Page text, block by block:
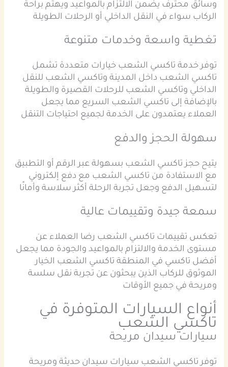
وسائق محترف يضمن الالتزام بالمواعيد ويهتم براحة
الركاب سواء في النقل الداخلي أو الرحلات الطويلة
تغطية واسعة وخدمات متنوعة
توفر خدمة تاكسي الشعب خيارات متعددة تشمل
تاكسي الشعب داخل المدينة وتاكسي الشعب للنقل
الداخلي وتاكسي الشعب للرحلات القصيرة والطويلة
بالإضافة إلى تاكسي الشعب السريع مما يجعل
العملاء يعتمدون على الخدمة لجميع احتياجات التنقل
سهولة الحجز والدفع
يتيح حجز تاكسي الشعب بسهولة عبر الرقم أو التطبيق
مع الاستفادة من تاكسي الشعب مع دفع إلكتروني
لتسهيل الدفع وجعل تجربة الرحلة أكثر سلاسة وأمانًا
سمعة جيدة وتقييمات عالية
تعكس تقييمات تاكسي الشعب رضا العملاء عن
مستوى الخدمة والالتزام بالمواعيد والجودة مما يجعل
أفضل تاكسي في المنطقة تاكسي الشعب الخيار
الموثوق للركاب الذين يبحثون عن تجربة نقل سلسة
ومريحة في جميع الأوقات
أنواع السيارات المتوفرة في
تاكسي الشعب
سيارات سيدان مريحة
توفر تاكسي الشعب سيارات سيدان حديثة ومريحة